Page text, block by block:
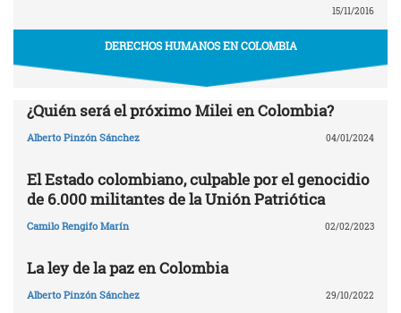
15/11/2016
DERECHOS HUMANOS EN COLOMBIA
¿Quién será el próximo Milei en Colombia?
Alberto Pinzón Sánchez 04/01/2024
El Estado colombiano, culpable por el genocidio
de 6.000 militantes de la Unión Patriótica
Camilo Rengifo Marín 02/02/2023
La ley de la paz en Colombia
Alberto Pinzón Sánchez 29/10/2022